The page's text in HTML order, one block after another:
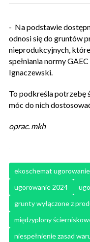
- Na podstawie
odnosi się do gruntów
nieprodukcyjnych,
spełniania normy
Ignaczewski.
To podkreśla potrzebę
móc do nich
oprac. mkh
ekoschemat ugorowanie
ugorowanie 2024
grunty wyłączone z
międzyplony
niespełnienie zasad